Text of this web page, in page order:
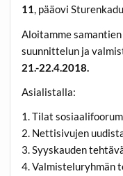
11, pääovi
Aloitamme
suunnittelun ja
21.-22.4.2018.
Asialistalla:
1. Tilat
2. Nettisivujen
3. Syyskauden
4. Valmisteluryhmän